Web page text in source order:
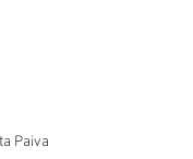
Paiva